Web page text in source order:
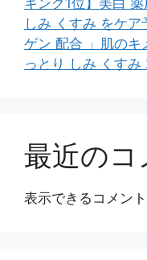
キング1位】美白
しみ くすみ をケ
ゲン 配合 」肌のキ
っとり しみ くす
最近のコ
表示できるコメン